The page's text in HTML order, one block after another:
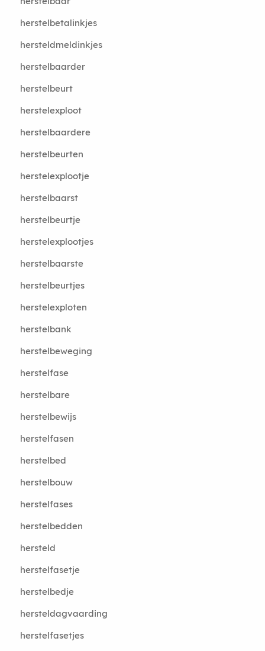
herstelbetalinkjes
hersteldmeldinkjes
herstelbaarder
herstelbeurt
herstelexploot
herstelbaardere
herstelbeurten
herstelexplootje
herstelbaarst
herstelbeurtje
herstelexplootjes
herstelbaarste
herstelbeurtjes
herstelexploten
herstelbank
herstelbeweging
herstelfase
herstelbare
herstelbewijs
herstelfasen
herstelbed
herstelbouw
herstelfases
herstelbedden
hersteld
herstelfasetje
herstelbedje
hersteldagvaarding
herstelfasetjes